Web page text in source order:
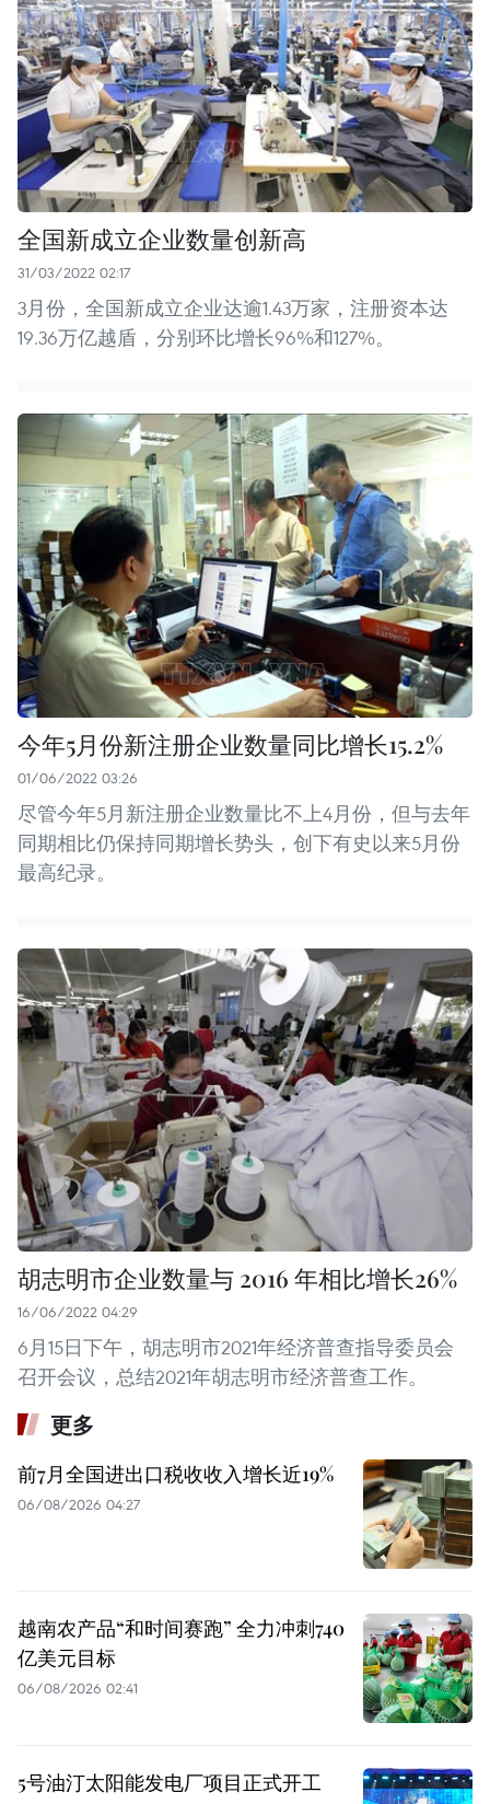
全国新成立企业数量创新高
31/03/2022 02:17
3月份，全国新成立企业达逾1.43万家，注册资本达
19.36万亿越盾，分别环比增长96%和127%。
今年5月份新注册企业数量同比增长15.2%
01/06/2022 03:26
尽管今年5月新注册企业数量比不上4月份，但与去年
同期相比仍保持同期增长势头，创下有史以来5月份
最高纪录。
胡志明市企业数量与 2016 年相比增长26%
16/06/2022 04:29
6月15日下午，胡志明市2021年经济普查指导委员会
召开会议，总结2021年胡志明市经济普查工作。
更多
前7月全国进出口税收收入增长近19%
06/08/2026 04:27
越南农产品“和时间赛跑” 全力冲刺740
亿美元目标
06/08/2026 02:41
5号油汀太阳能发电厂项目正式开工